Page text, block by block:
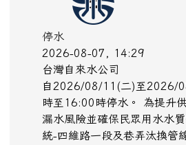
停水
2026-08-07, 14:29
台灣自來水公司
自2026/08/11(二)至2026/
時至16:00時停水。 為提升
漏水風險並確保民眾用水水
統-四維路一段及巷弄汰換管